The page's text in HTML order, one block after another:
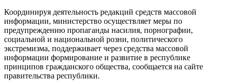
Координируя деятельность редакций средств массовой
информации, министерство осуществляет меры по
предупреждению пропаганды насилия, порнографии,
социальной и национальной розни, политического
экстремизма, поддерживает через средства массовой
информации формирование и развитие в республике
принципов гражданского общества, сообщается на сайте
правительства республики.